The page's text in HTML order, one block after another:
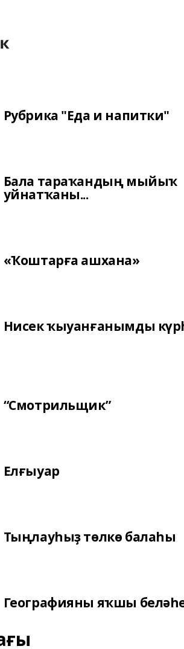
Рубрика "Еда и напитки"
Бала тараҡандың мыйыҡ
уйнатҡаны...
«Ҡоштарға ашхана»
Нисек ҡыуанғанымды
“Смотрильщик”
Елғыуар
Тыңлауһыҙ төлкө балаһы
Географияны яҡшы